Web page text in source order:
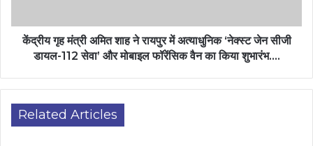
केंद्रीय गृह मंत्री अमित शाह ने रायपुर में अत्याधुनिक ‘नेक्स्ट जेन सीजी
डायल-112 सेवा’ और मोबाइल फॉरेंसिक वैन का किया शुभारंभ….
Related Articles